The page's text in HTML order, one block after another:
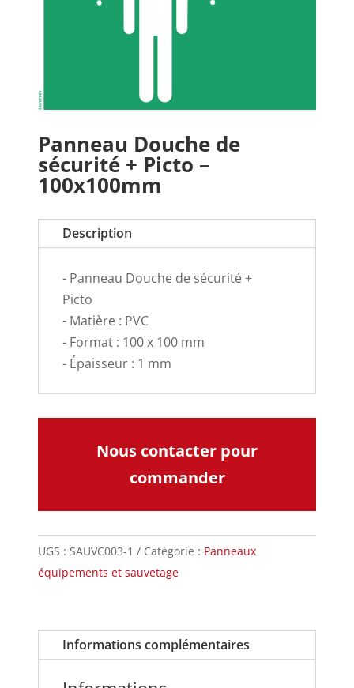
Panneau Douche de
sécurité + Picto –
100x100mm
Description
- Panneau Douche de sécurité +
Picto
- Matière : PVC
- Format : 100 x 100 mm
- Épaisseur : 1 mm
Nous contacter pour
commander
UGS : SAUVC003-1 Catégorie : Panneaux
équipements et sauvetage
Informations complémentaires